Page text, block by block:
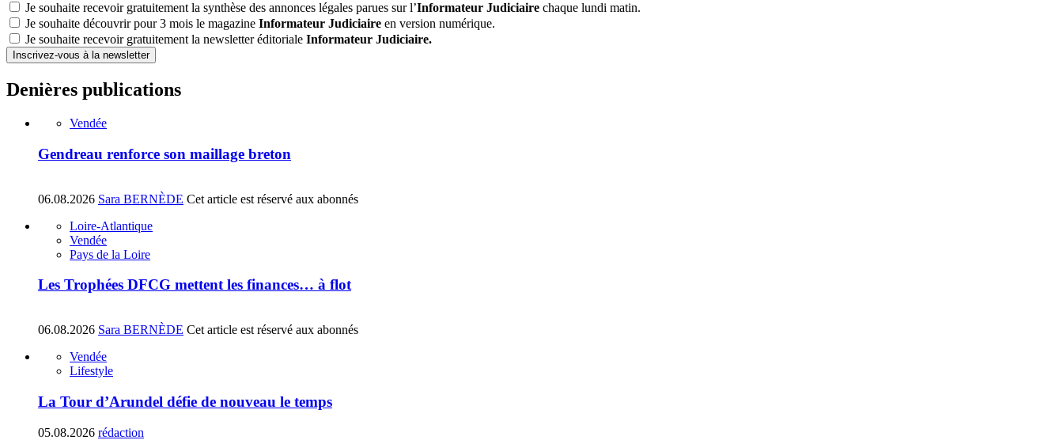
Je souhaite recevoir gratuitement la synthèse des annonces légales parues sur l’Informateur Judiciaire chaque lundi matin.
Je souhaite découvrir pour 3 mois le magazine Informateur Judiciaire en version numérique.
Je souhaite recevoir gratuitement la newsletter éditoriale Informateur Judiciaire.
Inscrivez-vous à la newsletter
Denières publications
Vendée
Gendreau renforce son maillage breton
06.08.2026 Sara BERNÈDE Cet article est réservé aux abonnés
Loire-Atlantique
Vendée
Pays de la Loire
Les Trophées DFCG mettent les finances… à flot
06.08.2026 Sara BERNÈDE Cet article est réservé aux abonnés
Vendée
Lifestyle
La Tour d’Arundel défie de nouveau le temps
05.08.2026 rédaction